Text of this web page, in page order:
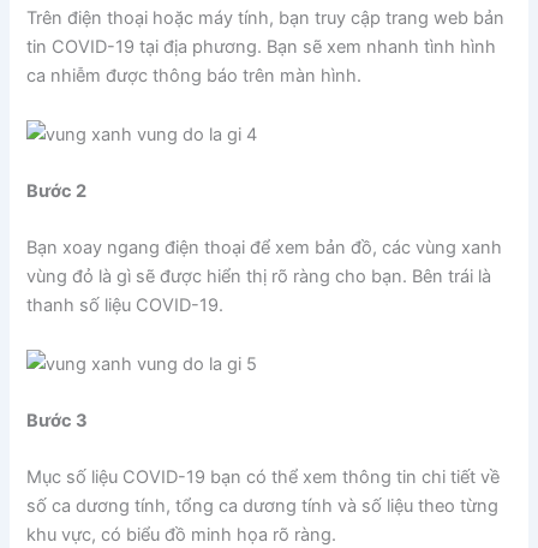
Trên điện thoại hoặc máy tính, bạn truy cập trang web bản
tin COVID-19 tại địa phương. Bạn sẽ xem nhanh tình hình
ca nhiễm được thông báo trên màn hình.
Bước 2
Bạn xoay ngang điện thoại để xem bản đồ, các vùng xanh
vùng đỏ là gì sẽ được hiển thị rõ ràng cho bạn. Bên trái là
thanh số liệu COVID-19.
Bước 3
Mục số liệu COVID-19 bạn có thể xem thông tin chi tiết về
số ca dương tính, tổng ca dương tính và số liệu theo từng
khu vực, có biểu đồ minh họa rõ ràng.